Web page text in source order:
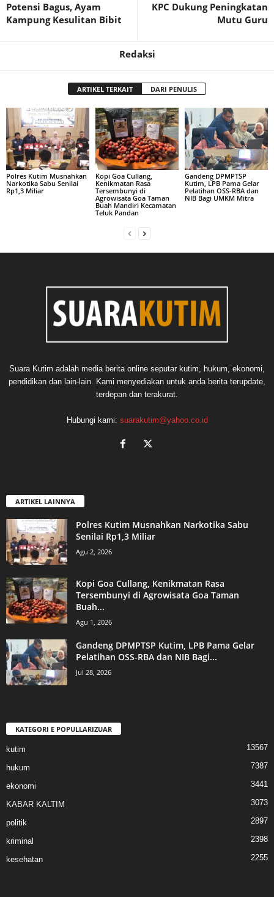
Potensi Bagus, Ayam
Kampung Kesulitan Bibit
KPC Dukung Peningkatan
Mutu Guru
Redaksi
ARTIKEL TERKAIT DARI PENULIS
Polres Kutim Musnahkan
Narkotika Sabu Senilai
Rp1,3 Miliar
Kopi Goa Cullang,
Kenikmatan Rasa
Tersembunyi di
Agrowisata Goa Taman
Buah Mandiri Kecamatan
Teluk Pandan
Gandeng DPMPTSP
Kutim, LPB Pama Gelar
Pelatihan OSS-RBA dan
NIB Bagi UMKM Mitra
Suara Kutim adalah media berita online seputar kutim, hukum, ekonomi,
pendidikan dan lain-lain. Kami menyediakan untuk anda berita terupdate,
terdepan dan terakurat.
Hubungi kami: suarakutim@yahoo.co.id
ARTIKEL LAINNYA
Polres Kutim Musnahkan Narkotika Sabu
Senilai Rp1,3 Miliar
Agu 2, 2026
Kopi Goa Cullang, Kenikmatan Rasa
Tersembunyi di Agrowisata Goa Taman
Buah...
Agu 1, 2026
Gandeng DPMPTSP Kutim, LPB Pama Gelar
Pelatihan OSS-RBA dan NIB Bagi...
Jul 28, 2026
KATEGORI E POPULLARIZUAR
kutim 13567
hukum 7387
ekonomi 3441
KABAR KALTIM 3073
politik 2897
kriminal 2398
kesehatan 2255